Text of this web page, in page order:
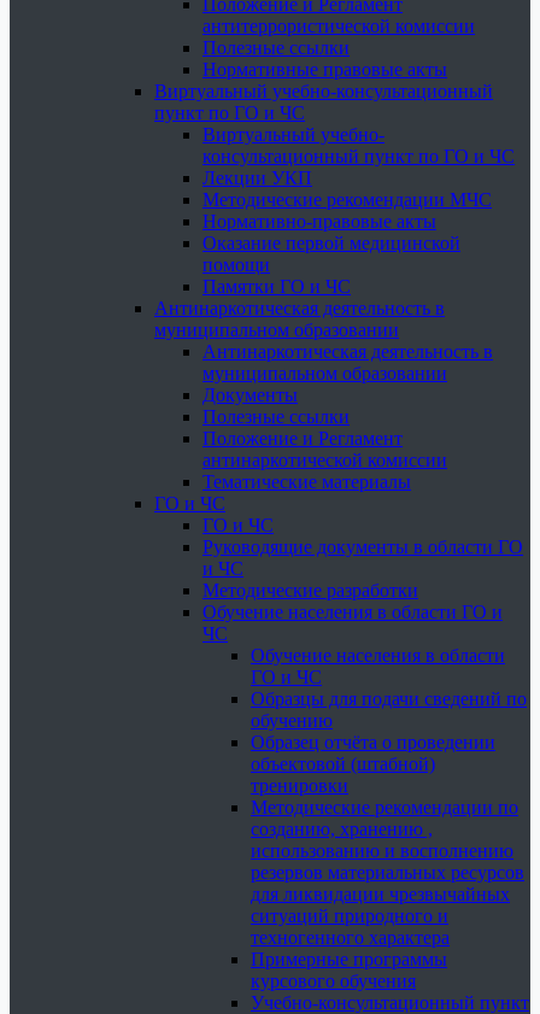
Положение и Регламент
антитеррористической комиссии
Полезные ссылки
Нормативные правовые акты
Виртуальный учебно-консультационный
пункт по ГО и ЧС
Виртуальный учебно-
консультационный пункт по ГО и ЧС
Лекции УКП
Методические рекомендации МЧС
Нормативно-правовые акты
Оказание первой медицинской
помощи
Памятки ГО и ЧС
Антинаркотическая деятельность в
муниципальном образовании
Антинаркотическая деятельность в
муниципальном образовании
Документы
Полезные ссылки
Положение и Регламент
антинаркотической комиссии
Тематические материалы
ГО и ЧС
ГО и ЧС
Руководящие документы в области ГО
и ЧС
Методические разработки
Обучение населения в области ГО и
ЧС
Обучение населения в области
ГО и ЧС
Образцы для подачи сведений по
обучению
Образец отчёта о проведении
объектовой (штабной)
тренировки
Методические рекомендации по
созданию, хранению ,
использованию и восполнению
резервов материальных ресурсов
для ликвидации чрезвычайных
ситуаций природного и
техногенного характера
Примерные программы
курсового обучения
Учебно-консультационный пункт